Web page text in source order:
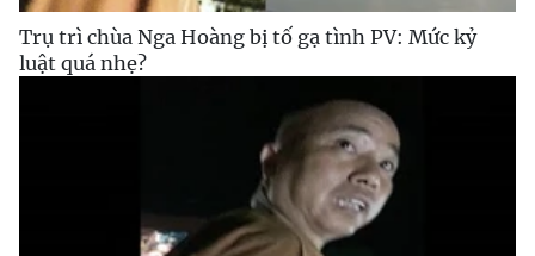
Trụ trì chùa Nga Hoàng bị tố gạ tình PV: Mức kỷ
luật quá nhẹ?